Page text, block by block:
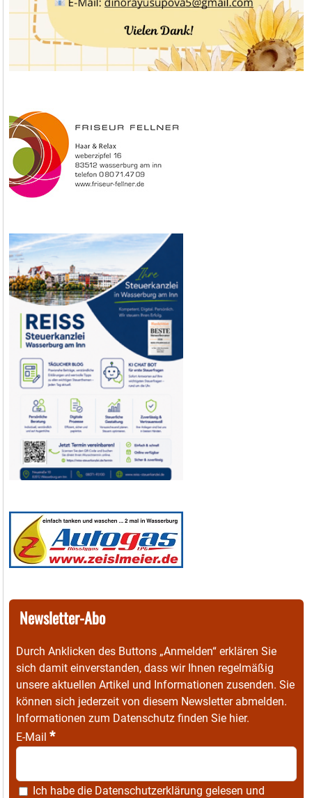
Newsletter-Abo
Durch Anklicken des Buttons „Anmelden“ erklären Sie
sich damit einverstanden, dass wir Ihnen regelmäßig
unsere aktuellen Artikel und Informationen zusenden. Sie
können sich jederzeit von diesem Newsletter abmelden.
Informationen zum Datenschutz finden Sie hier.
E-Mail *
Ich habe die Datenschutzerklärung gelesen und